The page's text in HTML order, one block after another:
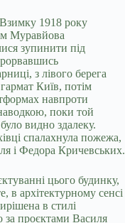
Взимку 1918 року
Муравйова
зупинити під
з лівого берега
Київ, потім
навпроти
поки той
видно здалеку.
спалахнула пожежа,
і Федора Кричевських.
цього будинку,
в архітектурному сенсі
в стилі
за проєктами Василя